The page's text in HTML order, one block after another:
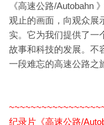
《高速公路/Autobahn
观止的画面，向观众展
实。它为我们提供了一
故事和科技的发展。不
一段难忘的高速公路之
纪录片《高速公路/